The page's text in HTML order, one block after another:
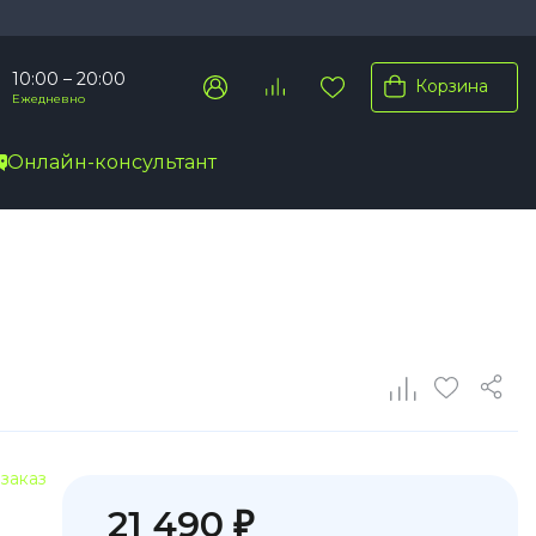
10:00 – 20:00
Ежедневно
Корзина
Онлайн-консультант
21 490 ₽